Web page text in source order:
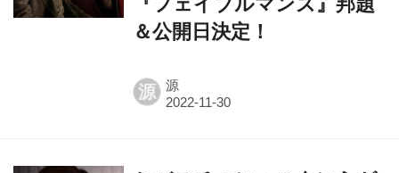
源 源